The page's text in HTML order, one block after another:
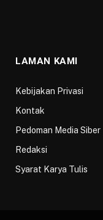
LAMAN KAMI
Kebijakan Privasi
Kontak
Pedoman Media Siber
Redaksi
Syarat Karya Tulis